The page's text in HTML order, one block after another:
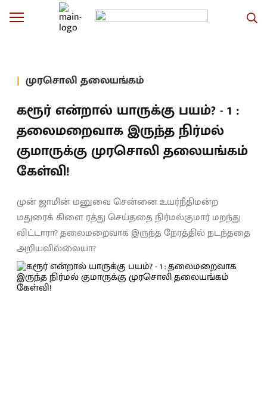
முரசொலி தலையங்கம்
கரூர் என்றால் யாருக்கு பயம்? - 1 :
தலைமறைவாக இருந்த நிர்மல்
குமாருக்கு முரசொலி தலையங்கம்
கேள்வி!
முன் ஜாமின் மனுவை சென்னை உயர்நீதிமன்ற
மதுரைக் கிளை ரத்து செய்ததை நிர்மல்குமார் மறந்து
விட்டாரா? தலைமறைவாக இருந்த நேரத்தில் நடந்ததை
அறியவில்லையா?